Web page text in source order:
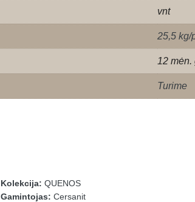
vnt
25,5 kg/
12
Turime
Kolekcija: QUENOS
Gamintojas: Cersanit